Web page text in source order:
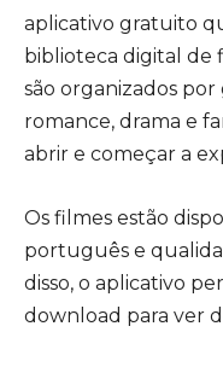
aplicativo gratuito
biblioteca digital de
são organizados
romance, drama e
abrir e começar a
Os filmes estão
português e
disso, o aplicativo
download para ver